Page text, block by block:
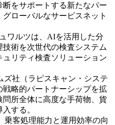
をサポートする新たなパー
グローバルなサービスネット
ワルツは、AIを活用した分
術を次世代の検査システム
リティ検査ソリューション
ズ社（ラピスキャン・システ
戦略的パートナーシップを拡
所全体に高度な手荷物、貨
する。
乗客処理能力と運用効率の向